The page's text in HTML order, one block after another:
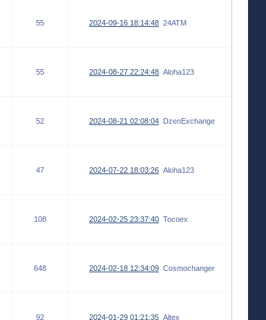
55 2024-09-16 18:14:48 24ATM
55 2024-08-27 22:24:48 Aloha123
52 2024-08-21 02:08:04 DzenExchange
47 2024-07-22 18:03:26 Aloha123
108 2024-02-25 23:37:40 Tocoex
648 2024-02-18 12:34:09 Cosmochanger
92 2024-01-29 01:21:35 Altex